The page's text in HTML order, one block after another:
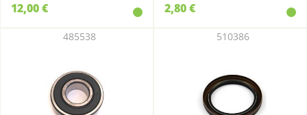
12,00 € 2,80 €
485538 510386